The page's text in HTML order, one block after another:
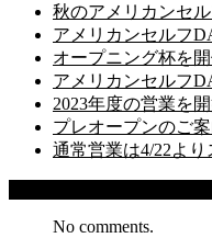
秋のアメリカンセ
アメリカンセルフ
オープニング杯を
アメリカンセルフ
2023年度の営業を
プレオープンのご
通常営業は4/22より
No comments.